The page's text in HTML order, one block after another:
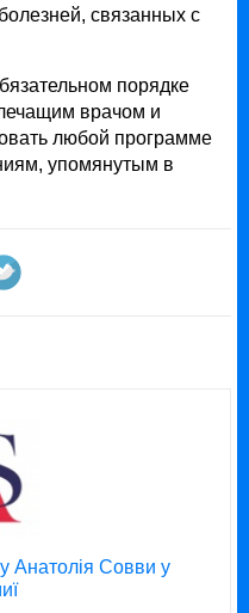
связанных с
порядке
врачом и
любой программе
упомянутым в
Анатолія Совви у